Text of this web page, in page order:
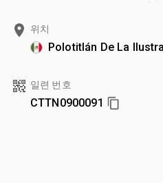
위치
Polotitlán De La
일련 번호
CTTN0900091